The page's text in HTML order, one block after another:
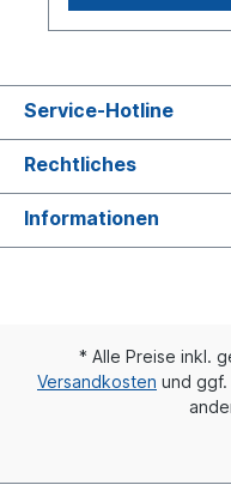
Service-Hotline
Rechtliches
Informationen
* Alle Preise inkl.
Versandkosten und ggf.